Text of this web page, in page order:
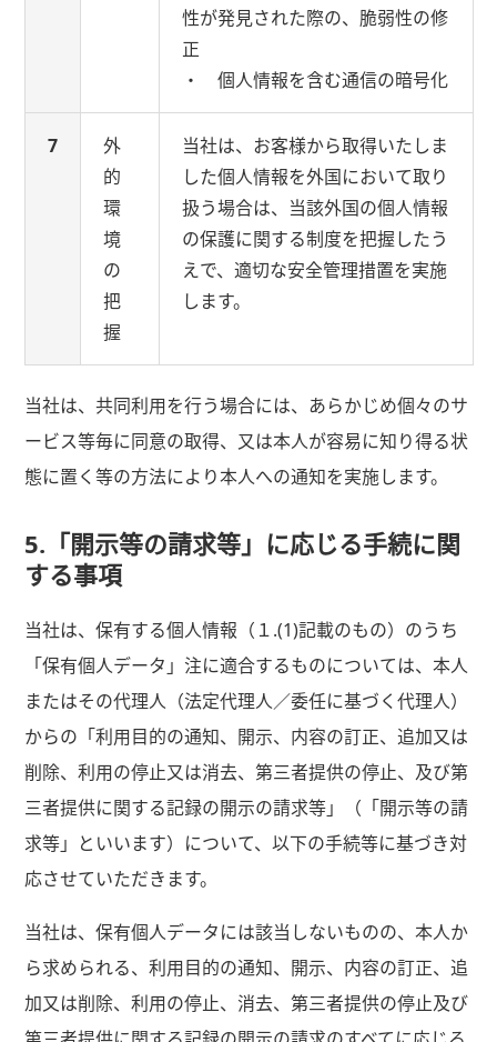
性が発見された際の、脆弱性の修
正
・ 個人情報を含む通信の暗号化
7
外
的
環
境
の
把
握
当社は、お客様から取得いたしま
した個人情報を外国において取り
扱う場合は、当該外国の個人情報
の保護に関する制度を把握したう
えで、適切な安全管理措置を実施
します。
当社は、共同利用を行う場合には、あらかじめ個々のサ
ービス等毎に同意の取得、又は本人が容易に知り得る状
態に置く等の方法により本人への通知を実施します。
5.「開示等の請求等」に応じる手続に関
する事項
当社は、保有する個人情報（１.(1)記載のもの）のうち
「保有個人データ」注に適合するものについては、本人
またはその代理人（法定代理人／委任に基づく代理人）
からの「利用目的の通知、開示、内容の訂正、追加又は
削除、利用の停止又は消去、第三者提供の停止、及び第
三者提供に関する記録の開示の請求等」（「開示等の請
求等」といいます）について、以下の手続等に基づき対
応させていただきます。
当社は、保有個人データには該当しないものの、本人か
ら求められる、利用目的の通知、開示、内容の訂正、追
加又は削除、利用の停止、消去、第三者提供の停止及び